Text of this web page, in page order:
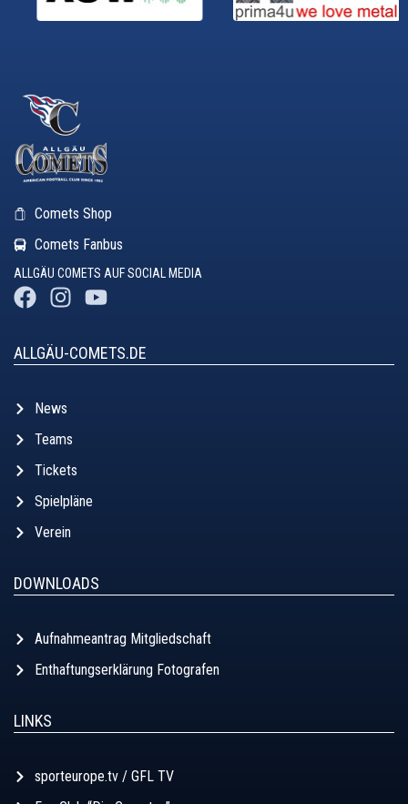
Comets Shop
Comets Fanbus
ALLGÄU COMETS AUF SOCIAL MEDIA
ALLGÄU-COMETS.DE
News
Teams
Tickets
Spielpläne
Verein
DOWNLOADS
Aufnahmeantrag Mitgliedschaft
Enthaftungserklärung Fotografen
LINKS
sporteurope.tv / GFL TV